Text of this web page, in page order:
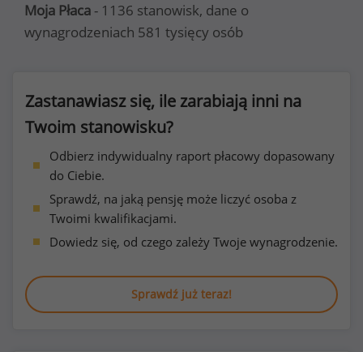
Moja Płaca - 1136 stanowisk, dane o
wynagrodzeniach 581 tysięcy osób
Zastanawiasz się, ile zarabiają inni na
Twoim stanowisku?
Odbierz indywidualny raport płacowy dopasowany
do Ciebie.
Sprawdź, na jaką pensję może liczyć osoba z
Twoimi kwalifikacjami.
Dowiedz się, od czego zależy Twoje wynagrodzenie.
Sprawdź już teraz!